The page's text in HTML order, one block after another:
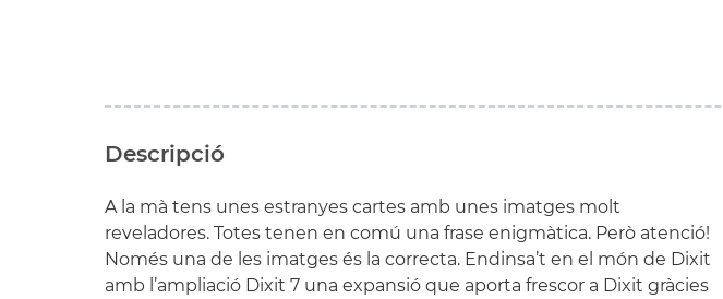
Descripció
A la mà tens unes estranyes cartes amb unes imatges molt
reveladores. Totes tenen en comú una frase enigmàtica. Però atenció!
Només una de les imatges és la correcta. Endinsa’t en el món de Dixit
amb l’ampliació Dixit 7 una expansió que aporta frescor a Dixit gràcies